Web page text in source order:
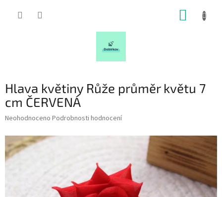
Hlava květiny Růže průměr květu 7
cm ČERVENÁ
Průměrné
produktu
je
0,0
z
Neohodnoceno Podrobnosti hodnocení